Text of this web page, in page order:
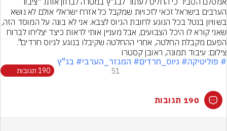
הפעם מקבלת החלטה, אחרי ההחלטה שקיבלו בנוגע לגיוס חרדים".
צילום: עיבוד תמונה, ראובן קסטרו
# פוליטיקה# גיוס_חרדים# המגזר_הערבי# בג"ץ
51 190 תגובות
190 תגובות